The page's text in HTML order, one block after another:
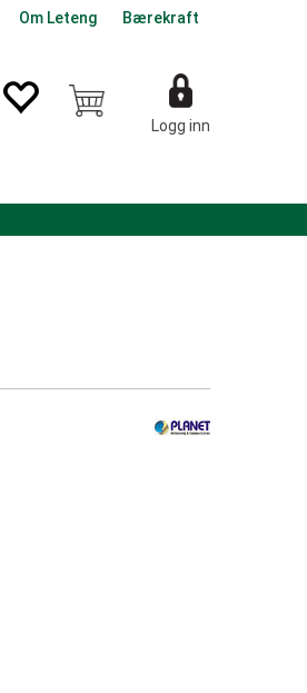
Om Leteng Bærekraft
Logg inn